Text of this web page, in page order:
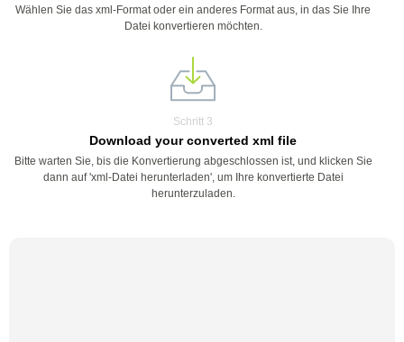
Wählen Sie das xml-Format oder ein anderes Format aus, in das Sie Ihre
Datei konvertieren möchten.
Schritt 3
Download your converted xml file
Bitte warten Sie, bis die Konvertierung abgeschlossen ist, und klicken Sie
dann auf 'xml-Datei herunterladen', um Ihre konvertierte Datei
herunterzuladen.